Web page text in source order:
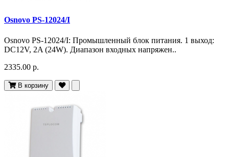
Osnovo PS-12024/I
Osnovo PS-12024/I: Промышленный блок питания. 1 выход:
DC12V, 2A (24W). Диапазон входных напряжен..
2335.00 р.
В корзину